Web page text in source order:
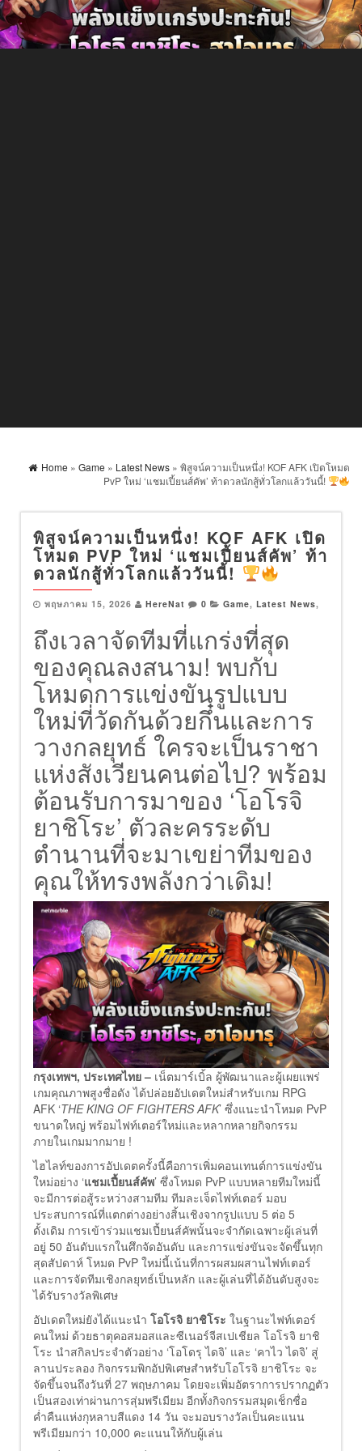
Home » Game » Latest News » พิสูจน์ความเป็นหนึ่ง! KOF AFK เปิดโหมด
PvP ใหม่ ‘แชมเปี้ยนส์คัพ’ ท้าดวลนักสู้ทั่วโลกแล้ววันนี้!
พิสูจน์ความเป็นหนึ่ง! KOF AFK เปิด
โหมด PVP ใหม่ ‘แชมเปี้ยนส์คัพ’ ท้า
ดวลนักสู้ทั่วโลกแล้ววันนี้!
พฤษภาคม 15, 2026 HereNat 0 Game, Latest News,
ถึงเวลาจัดทีมที่แกร่งที่สุด
ของคุณลงสนาม! พบกับ
โหมดการแข่งขันรูปแบบ
ใหม่ที่วัดกันด้วยกึ๋นและการ
วางกลยุทธ์ ใครจะเป็นราชา
แห่งสังเวียนคนต่อไป? พร้อม
ต้อนรับการมาของ ‘โอโรจิ
ยาชิโระ’ ตัวละครระดับ
ตำนานที่จะมาเขย่าทีมของ
คุณให้ทรงพลังกว่าเดิม!
กรุงเทพฯ, ประเทศไทย – เน็ตมาร์เบิ้ล ผู้พัฒนาและผู้เผยแพร่
เกมคุณภาพสูงชื่อดัง ได้ปล่อยอัปเดตใหม่สำหรับเกม RPG
AFK ‘THE KING OF FIGHTERS AFK’ ซึ่งแนะนำโหมด PvP
ขนาดใหญ่ พร้อมไฟท์เตอร์ใหม่และหลากหลายกิจกรรม
ภายในเกมมากมาย !
ไฮไลท์ของการอัปเดตครั้งนี้คือการเพิ่มคอนเทนต์การแข่งขัน
ใหม่อย่าง ‘แชมเปี้ยนส์คัพ’ ซึ่งโหมด PvP แบบหลายทีมใหม่นี้
จะมีการต่อสู้ระหว่างสามทีม ทีมละเจ็ดไฟท์เตอร์ มอบ
ประสบการณ์ที่แตกต่างอย่างสิ้นเชิงจากรูปแบบ 5 ต่อ 5
ดั้งเดิม การเข้าร่วมแชมเปี้ยนส์คัพนั้นจะจำกัดเฉพาะผู้เล่นที่
อยู่ 50 อันดับแรกในศึกจัดอันดับ และการแข่งขันจะจัดขึ้นทุก
สุดสัปดาห์ โหมด PvP ใหม่นี้เน้นที่การผสมผสานไฟท์เตอร์
และการจัดทีมเชิงกลยุทธ์เป็นหลัก และผู้เล่นที่ได้อันดับสูงจะ
ได้รับรางวัลพิเศษ
อัปเดตใหม่ยังได้แนะนำ โอโรจิ ยาชิโระ ในฐานะไฟท์เตอร์
คนใหม่ ด้วยธาตุคอสมอสและซีเนอร์จีสเปเชียล โอโรจิ ยาชิ
โระ นำสกิลประจำตัวอย่าง ‘โอโดรุ ไดจิ’ และ ‘คาไว ไดจิ’ สู่
ลานประลอง กิจกรรมพิกอัปพิเศษสำหรับโอโรจิ ยาชิโระ จะ
จัดขึ้นจนถึงวันที่ 27 พฤษภาคม โดยจะเพิ่มอัตราการปรากฏตัว
เป็นสองเท่าผ่านการสุ่มพรีเมียม อีกทั้งกิจกรรมสมุดเช็กชื่อ
ค่ำคืนแห่งกุหลาบสีแดง 14 วัน จะมอบรางวัลเป็นคะแนน
พรีเมียมกว่า 10,000 คะแนนให้กับผู้เล่น